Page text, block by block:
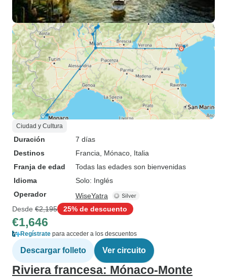
Ciudad y Cultura
Duración
7 días
Destinos
Francia , Mónaco , Italia
Franja de edad
Todas las edades son bienvenidas
Idioma
Solo: Inglés
Operador
WiseYatra
Desde €2,195 25% de descuento
€1,646
Regístrate para acceder a los descuentos
Descargar folleto Ver circuito
Riviera francesa: Mónaco-Monte